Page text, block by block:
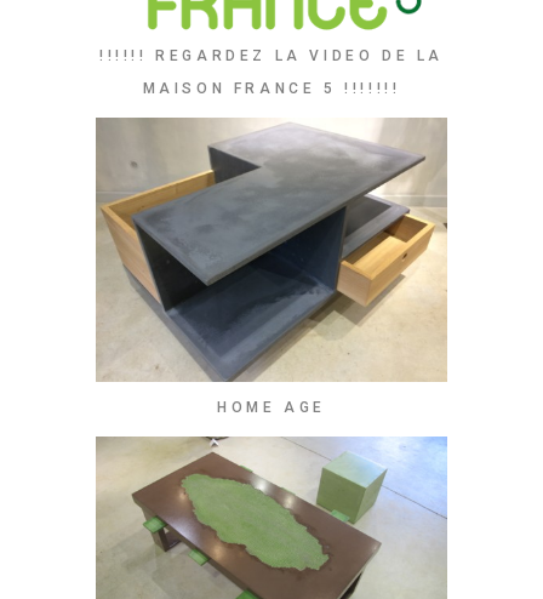
!!!!!! REGARDEZ LA VIDEO DE LA
MAISON FRANCE 5 !!!!!!!
HOME AGE